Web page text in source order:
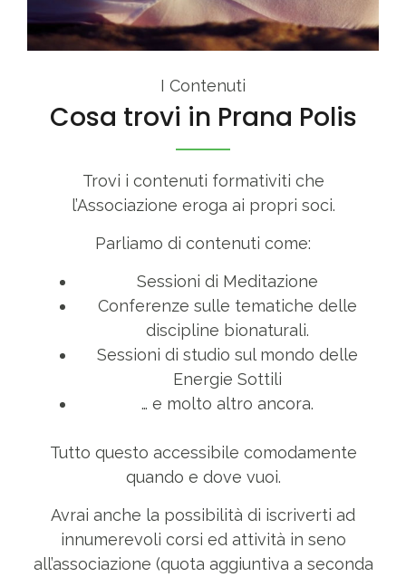
I Contenuti
Cosa trovi in Prana Polis
Trovi i contenuti formativiti che
l’Associazione eroga ai propri soci.
Parliamo di contenuti come:
Sessioni di Meditazione
Conferenze sulle tematiche delle
discipline bionaturali.
Sessioni di studio sul mondo delle
Energie Sottili
… e molto altro ancora.
Tutto questo accessibile comodamente
quando e dove vuoi.
Avrai anche la possibilità di iscriverti ad
innumerevoli corsi ed attività in seno
all’associazione (quota aggiuntiva a seconda